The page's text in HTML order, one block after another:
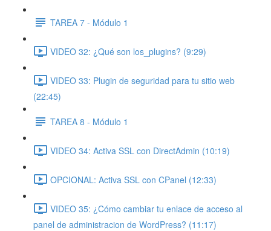
TAREA 7 - Módulo 1
VIDEO 32: ¿Qué son los_plugins? (9:29)
VIDEO 33: Plugin de seguridad para tu sitio web
(22:45)
TAREA 8 - Módulo 1
VIDEO 34: Activa SSL con DirectAdmin (10:19)
OPCIONAL: Activa SSL con CPanel (12:33)
VIDEO 35: ¿Cómo cambiar tu enlace de acceso al
panel de administracion de WordPress? (11:17)